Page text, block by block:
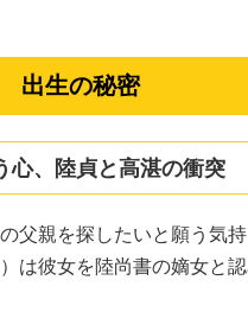
出生の秘密
心、陸貞と高湛の衝突
父親を探したいと願う気
）は彼女を陸尚書の嫡女と